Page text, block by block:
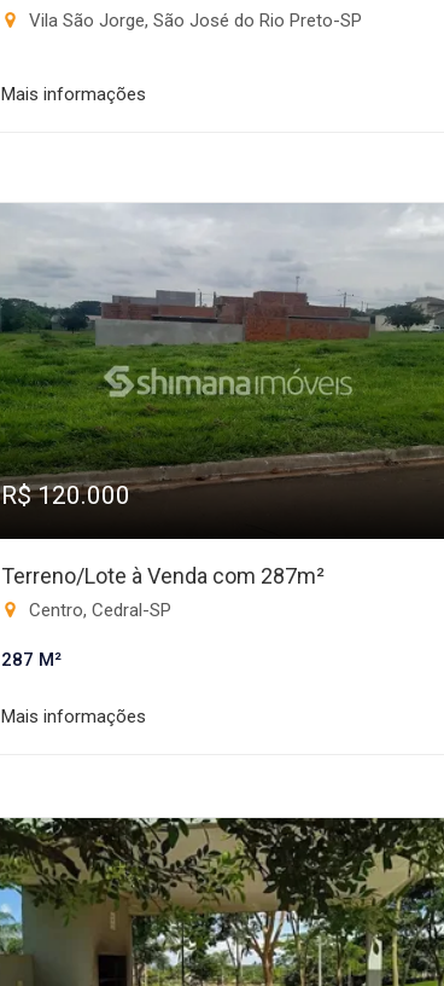
Vila São Jorge, São José do Rio Preto-SP
Mais informações
R$ 120.000
Terreno/Lote à Venda com 287m²
Centro, Cedral-SP
287 M²
Mais informações